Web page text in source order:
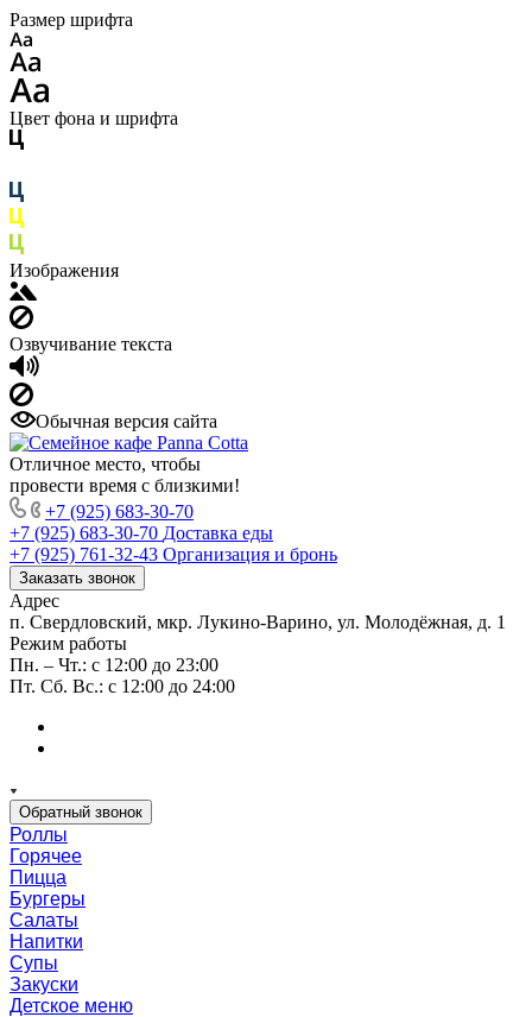
Размер шрифта
Цвет фона и шрифта
Изображения
Озвучивание текста
Обычная версия сайта
Отличное место, чтобы
провести время с близкими!
+7 (925) 683-30-70
+7 (925) 683-30-70 Доставка еды
+7 (925) 761-32-43 Организация и бронь
Заказать звонок
Адрес
п. Свердловский, мкр. Лукино-Варино, ул. Молодёжная, д. 1
Режим работы
Пн. – Чт.: с 12:00 до 23:00
Пт. Сб. Вс.: с 12:00 до 24:00
Обратный звонок
Роллы
Горячее
Пицца
Бургеры
Салаты
Напитки
Супы
Закуски
Детское меню